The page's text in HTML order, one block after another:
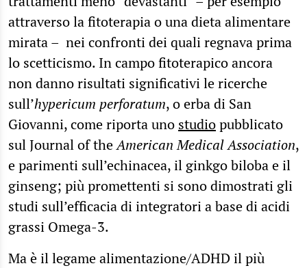
attraverso la fitoterapia o una dieta alimentare
mirata – nei confronti dei quali regnava prima
lo scetticismo. In campo fitoterapico ancora
non danno risultati significativi le ricerche
sull’hypericum perforatum, o erba di San
Giovanni, come riporta uno studiopubblicato
sul Journal of theAmerican Medical Association,
e parimenti sull’echinacea, il ginkgo biloba e il
ginseng; più promettenti si sono dimostrati gli
studi sull’efficacia di integratori a base di acidi
grassi Omega-3.
Ma è il legame alimentazione/ADHD il più